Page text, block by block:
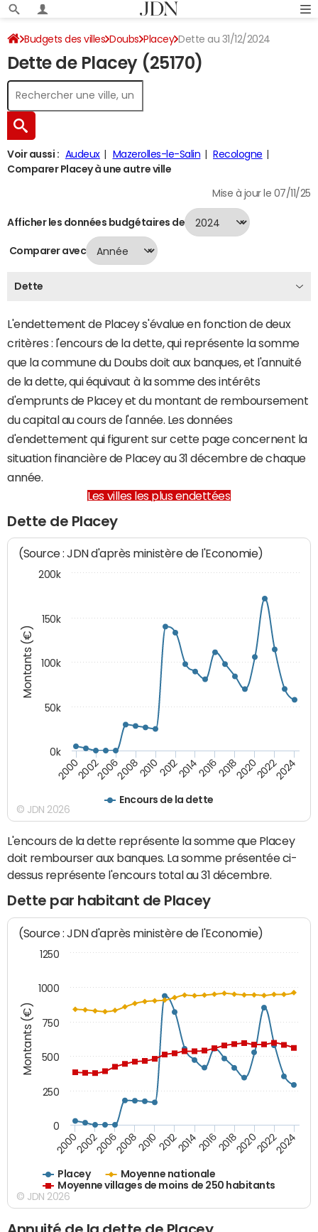
Budgets des villes Doubs Placey Dette au 31/12/2024
Dette de Placey (25170)
Voir aussi : Audeux Mazerolles-le-Salin
Recologne
Comparer Placey à une autre ville
Mise à jour le 07/11/25
Afficher les données budgétaires de
Comparer avec
Dette
L'endettement de Placey s'évalue en fonction de deux
critères : l'encours de la dette, qui représente la somme
que la commune du Doubs doit aux banques, et l'annuité
de la dette, qui équivaut à la somme des intérêts
d'emprunts de Placey et du montant de remboursement
du capital au cours de l'année. Les données
d'endettement qui figurent sur cette page concernent la
situation financière de Placey au 31 décembre de chaque
année.
Les villes les plus endettées
Dette de Placey
Montants (€)
(Source : JDN d'après ministère de l'Economie)
Encours de la dette
200020022006200820102012201420162018202020222024
0k
50k
100k
150k
200k
© JDN 2026
L'encours de la dette représente la somme que Placey
doit rembourser aux banques. La somme présentée ci-
dessus représente l'encours total au 31 décembre.
Dette par habitant de Placey
Montants (€)
(Source : JDN d'après ministère de l'Economie)
Placey
Moyenne nationale
Moyenne villages de moins de 250 habitants
200020022006200820102012201420162018202020222024
0
250
500
750
1000
1250
© JDN 2026
Annuité de la dette de Placey